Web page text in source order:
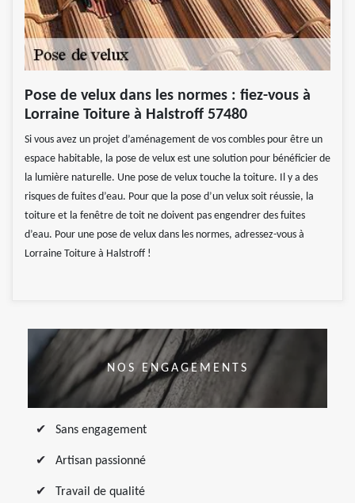
Pose de velux dans les normes : fiez-vous à
Lorraine Toiture à Halstroff 57480
Si vous avez un projet d’aménagement de vos combles pour être un
espace habitable, la pose de velux est une solution pour bénéficier de
la lumière naturelle. Une pose de velux touche la toiture. Il y a des
risques de fuites d’eau. Pour que la pose d’un velux soit réussie, la
toiture et la fenêtre de toit ne doivent pas engendrer des fuites
d’eau. Pour une pose de velux dans les normes, adressez-vous à
Lorraine Toiture à Halstroff !
NOS ENGAGEMENTS
Sans engagement
Artisan passionné
Travail de qualité